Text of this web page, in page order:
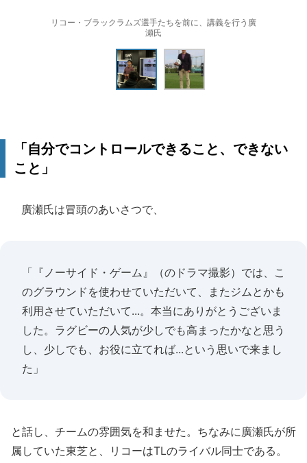
リコー・ブラックラムズ選手たちを前に、講義を行う廣
瀬氏
「自分でコントロールできること、できない
こと」
廣瀬氏は冒頭のあいさつで、
「『ノーサイド・ゲーム』（のドラマ撮影）では、こ
のグラウンドを使わせていただいて、またジムとかも
利用させていただいて...。本当にありがとうございま
した。ラグビーの人気が少しでも高まったかなと思う
し、少しでも、お役に立てれば...という思いで来まし
た」
と話し、チームの雰囲気を和ませた。ちなみに廣瀬氏が所
属していた東芝と、リコーはTLのライバル同士である。